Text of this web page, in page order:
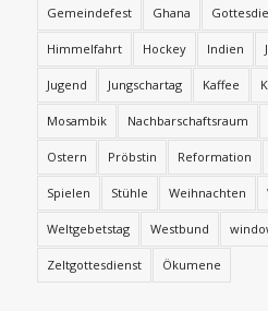
Gemeindefest Ghana
Himmelfahrt Hockey Indien
Jugend Jungschartag Kaffee
Mosambik Nachbarschaftsraum
Ostern Pröbstin Reformation
Spielen Stühle Weihnachten
Weltgebetstag Westbund
Zeltgottesdienst Ökumene